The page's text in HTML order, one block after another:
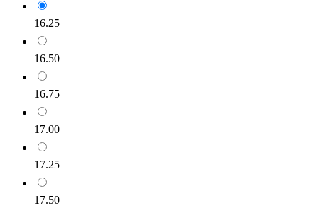
16.25
16.50
16.75
17.00
17.25
17.50